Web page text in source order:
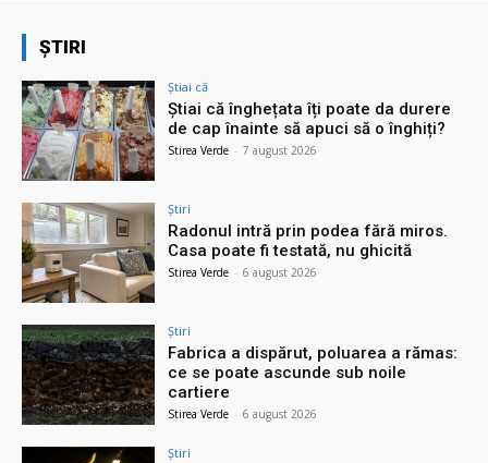
ȘTIRI
Știai că
Știai că înghețata îți poate da durere
de cap înainte să apuci să o înghiți?
Stirea Verde - 7 august 2026
Știri
Radonul intră prin podea fără miros.
Casa poate fi testată, nu ghicită
Stirea Verde - 6 august 2026
Știri
Fabrica a dispărut, poluarea a rămas:
ce se poate ascunde sub noile
cartiere
Stirea Verde - 6 august 2026
Știri